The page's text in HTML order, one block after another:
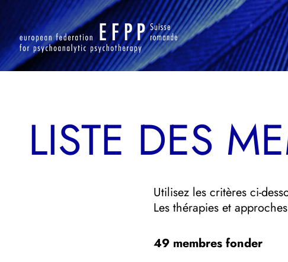
au
contenu
LISTE DES
Utilisez les critères ci-
Les thérapies et
49membres fonder